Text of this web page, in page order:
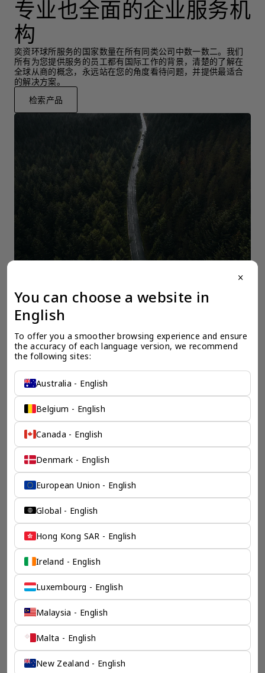
专业也全面的企业服务机
构
奕资环球所服务的国家数量在所有同类公司中数一数二。我们
所有为您提供服务的员工都有国际工作的背景，清楚的了解在
全球从商的概念，永远站在您的角度看待问题，并提供最适合
的解决方案。
检索产品
一个全服务咨询公司为您
保驾护航
咨询有限公司的零售咨询部门，这是一家总部位于香港的全球
咨询机构，接触世界50个市场，约占全球GDP的72%。
凭借其战略优势，我们可以将客户与全球市场的机遇联系起
来，并为21个行业的客户提供服务。
了解香港伦敦奕资咨询有限公司 >
close
You can choose a website in
English
To offer you a smoother browsing experience and ensure
the accuracy of each language version, we recommend
the following sites:
Australia - English
Belgium - English
Canada - English
Denmark - English
European Union - English
Global - English
Hong Kong SAR - English
Ireland - English
Luxembourg - English
Malaysia - English
Malta - English
New Zealand - English